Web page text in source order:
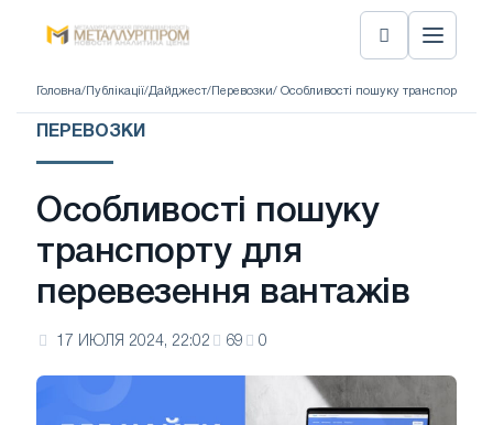
Головна/ Публікації/Дайджест/ Перевозки/ Особливості пошуку транспорту
ПЕРЕВОЗКИ
Особливості пошуку
транспорту для
перевезення вантажів
17 ИЮЛЯ 2024, 22:02 69 0